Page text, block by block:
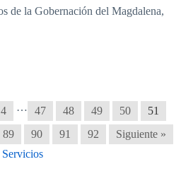
de la Gobernación del Magdalena,
4 … 47 48 49 50
51
89 90 91 92
Siguiente »
Servicios